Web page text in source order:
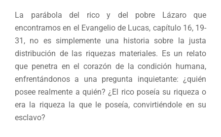
La parábola del rico y del pobre Lázaro que
encontramos en el Evangelio de Lucas, capítulo 16, 19-
31, no es simplemente una historia sobre la justa
distribución de las riquezas materiales. Es un relato
que penetra en el corazón de la condición humana,
enfrentándonos a una pregunta inquietante: ¿quién
posee realmente a quién? ¿El rico poseía su riqueza o
era la riqueza la que le poseía, convirtiéndole en su
esclavo?